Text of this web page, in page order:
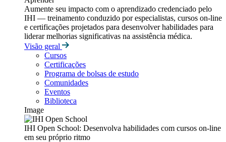
Aumente seu impacto com o aprendizado credenciado pelo
IHI — treinamento conduzido por especialistas, cursos on-line
e certificações projetados para desenvolver habilidades para
liderar melhorias significativas na assistência médica.
Visão geral
Cursos
Certificações
Programa de bolsas de estudo
Comunidades
Eventos
Biblioteca
Image
IHI Open School: Desenvolva habilidades com cursos on-line
em seu próprio ritmo